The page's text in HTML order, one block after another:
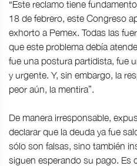
“Este reclamo tiene
18 de febrero, este Congreso
exhorto a Pemex. Todas las
que este problema debía
fue una postura partidista, fue
y urgente. Y, sin embargo, la
peor aún, la mentira”.
De manera irresponsable,
declarar que la deuda ya fue
sólo son falsas, sino también
siguen esperando su pago. Es